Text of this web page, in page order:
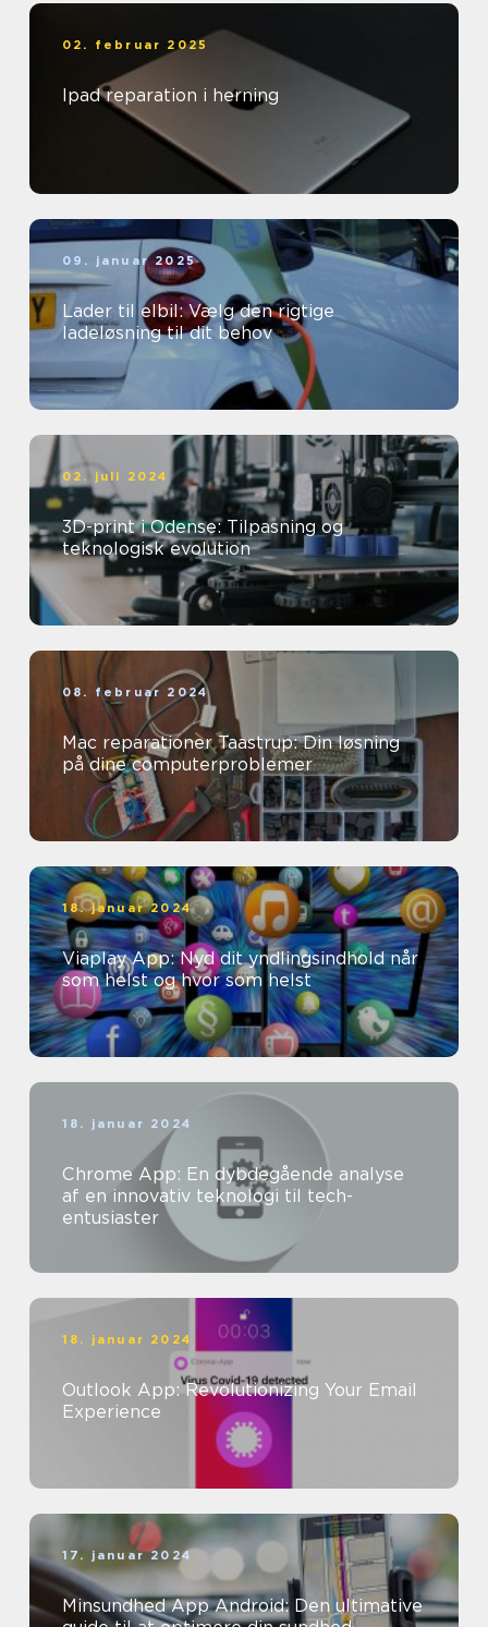
02. februar 2025
Ipad reparation i herning
09. januar 2025
Lader til elbil: Vælg den rigtige
ladeløsning til dit behov
02. juli 2024
3D-print i Odense: Tilpasning og
teknologisk evolution
08. februar 2024
Mac reparationer Taastrup: Din løsning
på dine computerproblemer
18. januar 2024
Viaplay App: Nyd dit yndlingsindhold når
som helst og hvor som helst
18. januar 2024
Chrome App: En dybdegående analyse
af en innovativ teknologi til tech-
entusiaster
18. januar 2024
Outlook App: Revolutionizing Your Email
Experience
17. januar 2024
Minsundhed App Android: Den ultimative